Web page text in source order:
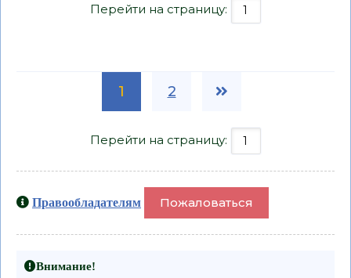
Перейти на страницу:
1 2
Перейти на страницу:
Правообладателям Пожаловаться
Внимание!